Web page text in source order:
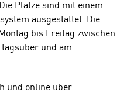
Plätze sind mit einem
ausgestattet. Die
bis Freitag zwischen
tagsüber und am
und online über